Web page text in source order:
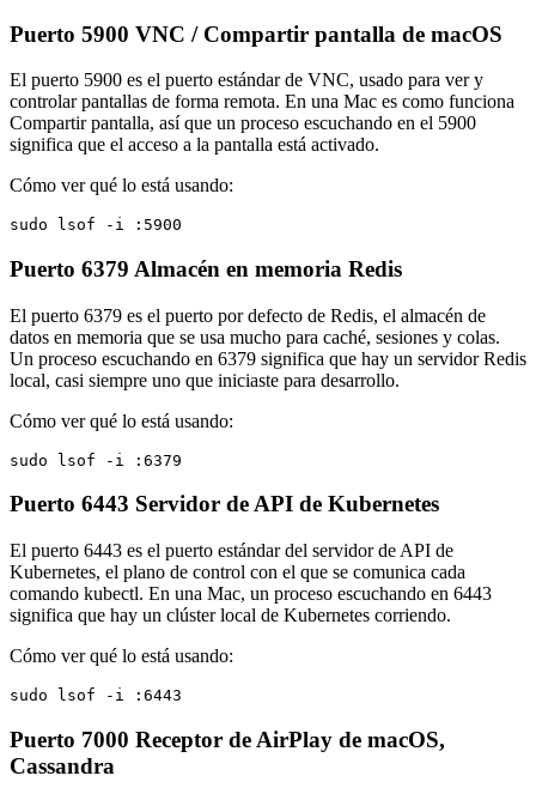
Puerto 5900 VNC / Compartir pantalla de macOS
El puerto 5900 es el puerto estándar de VNC, usado para ver y
controlar pantallas de forma remota. En una Mac es como funciona
Compartir pantalla, así que un proceso escuchando en el 5900
significa que el acceso a la pantalla está activado.
Cómo ver qué lo está usando:
sudo lsof -i :5900
Puerto 6379 Almacén en memoria Redis
El puerto 6379 es el puerto por defecto de Redis, el almacén de
datos en memoria que se usa mucho para caché, sesiones y colas.
Un proceso escuchando en 6379 significa que hay un servidor Redis
local, casi siempre uno que iniciaste para desarrollo.
Cómo ver qué lo está usando:
sudo lsof -i :6379
Puerto 6443 Servidor de API de Kubernetes
El puerto 6443 es el puerto estándar del servidor de API de
Kubernetes, el plano de control con el que se comunica cada
comando kubectl. En una Mac, un proceso escuchando en 6443
significa que hay un clúster local de Kubernetes corriendo.
Cómo ver qué lo está usando:
sudo lsof -i :6443
Puerto 7000 Receptor de AirPlay de macOS,
Cassandra